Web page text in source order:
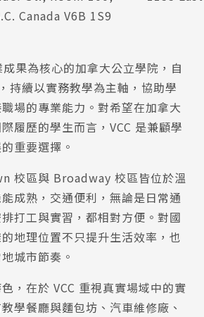
Canada V6B 1S9
果為核心的加拿大公立學院，自
持續以實務教學為主軸，協助學
場的專業能力。對希望在加拿大
履歷的學生而言，VCC 是兼顧學
重要選擇。
校區與 Broadway 校區皆位於溫
成熟，交通便利，無論是日常通
打工與實習，都相對方便。對國
地理位置不只提升生活效率，也
城市節奏。
，在於 VCC 重視真實場域中的實
學餐廳與麵包坊、汽車維修廠、